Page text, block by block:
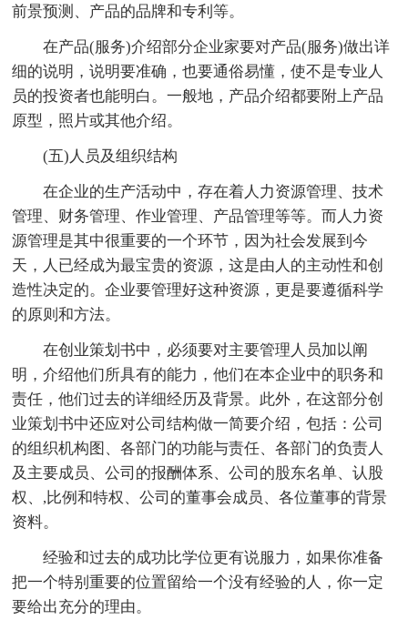
前景预测、产品的品牌和专利等。
在产品(服务)介绍部分企业家要对产品(服务)做出详
细的说明，说明要准确，也要通俗易懂，使不是专业人
员的投资者也能明白。一般地，产品介绍都要附上产品
原型，照片或其他介绍。
(五)人员及组织结构
在企业的生产活动中，存在着人力资源管理、技术
管理、财务管理、作业管理、产品管理等等。而人力资
源管理是其中很重要的一个环节，因为社会发展到今
天，人已经成为最宝贵的资源，这是由人的主动性和创
造性决定的。企业要管理好这种资源，更是要遵循科学
的原则和方法。
在创业策划书中，必须要对主要管理人员加以阐
明，介绍他们所具有的能力，他们在本企业中的职务和
责任，他们过去的详细经历及背景。此外，在这部分创
业策划书中还应对公司结构做一简要介绍，包括：公司
的组织机构图、各部门的功能与责任、各部门的负责人
及主要成员、公司的报酬体系、公司的股东名单、认股
权、,比例和特权、公司的董事会成员、各位董事的背景
资料。
经验和过去的成功比学位更有说服力，如果你准备
把一个特别重要的位置留给一个没有经验的人，你一定
要给出充分的理由。